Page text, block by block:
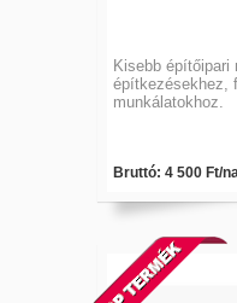
Kisebb építőipari
építkezésekhez,
munkálatokhoz.
Bruttó: 4 500 Ft/